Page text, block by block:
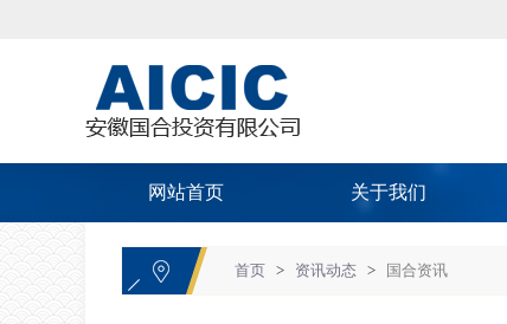
网站首页 关于我们
首页 > 资讯动态 > 国合资讯